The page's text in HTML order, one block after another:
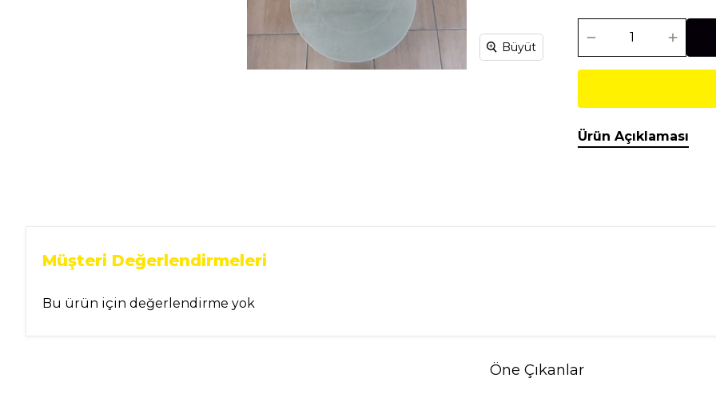
Seramik
Temel İnşaat
Malzemeleri
Malzemeleri
Büyüt
Ürün Açıklaması
Müşteri Değerlendirmeleri
Bu ürün için değerlendirme yok
Öne Çıkanlar